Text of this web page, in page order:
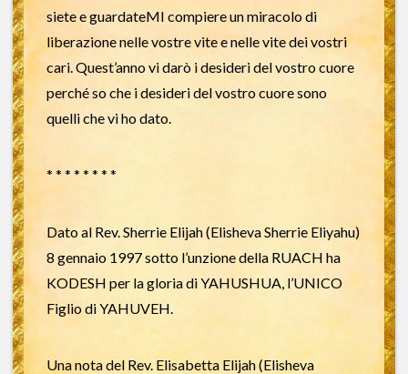
siete e guardateMI compiere un miracolo di
liberazione nelle vostre vite e nelle vite dei vostri
cari. Quest’anno vi darò i desideri del vostro cuore
perché so che i desideri del vostro cuore sono
quelli che vi ho dato.
* * * * * * * *
Dato al Rev. Sherrie Elijah (Elisheva Sherrie Eliyahu)
8 gennaio 1997 sotto l’unzione della RUACH ha
KODESH per la gloria di YAHUSHUA, l’UNICO
Figlio di YAHUVEH.
Una nota del Rev. Elisabetta Elijah (Elisheva